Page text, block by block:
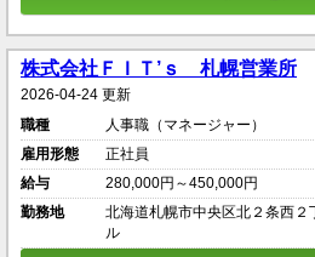
株式会社ＦＩＴ’ｓ 札幌営業所
2026-04-24 更新
職種
人事職（マネージャー）
雇用形態
正社員
給与
280,000円～450,000円
勤務地
北海道札幌市中央区北２条西
ル